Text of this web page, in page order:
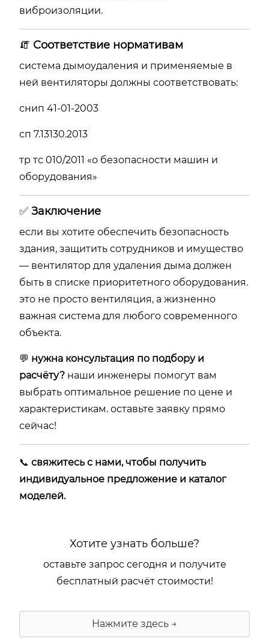
виброизоляции.
🧯 Соответствие нормативам
система дымоудаления и применяемые в
ней вентиляторы должны соответствовать:
снип 41-01-2003
сп 7.13130.2013
тр тс 010/2011 «о безопасности машин и
оборудования»
✅ Заключение
если вы хотите обеспечить безопасность
здания, защитить сотрудников и имущество
— вентилятор для удаления дыма должен
быть в списке приоритетного оборудования.
это не просто вентиляция, а жизненно
важная система для любого современного
объекта.
💬 нужна консультация по подбору и
расчёту? наши инженеры помогут вам
выбрать оптимальное решение по цене и
характеристикам. оставьте заявку прямо
сейчас!
📞 свяжитесь с нами, чтобы получить
индивидуальное предложение и каталог
моделей.
Хотите узнать больше?
оставьте запрос сегодня и получите
бесплатный расчёт стоимости!
Нажмите здесь →